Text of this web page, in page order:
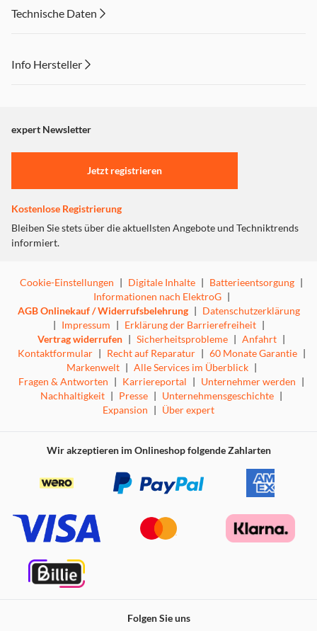
Technische Daten
Info Hersteller
"Marketing".
Einstellungen anpassen
expert Newsletter
Jetzt registrieren
Kostenlose Registrierung
Bleiben Sie stets über die aktuellsten Angebote und Techniktrends
informiert.
Cookie-Einstellungen | Digitale Inhalte | Batterieentsorgung |
Informationen nach ElektroG |
AGB Onlinekauf / Widerrufsbelehrung | Datenschutzerklärung
| Impressum | Erklärung der Barrierefreiheit |
Vertrag widerrufen | Sicherheitsprobleme | Anfahrt |
Kontaktformular | Recht auf Reparatur | 60 Monate Garantie |
Markenwelt | Alle Services im Überblick |
Fragen & Antworten | Karriereportal | Unternehmer werden |
Nachhaltigkeit | Presse | Unternehmensgeschichte |
Expansion | Über expert
Wir akzeptieren im Onlineshop folgende Zahlarten
Folgen Sie uns